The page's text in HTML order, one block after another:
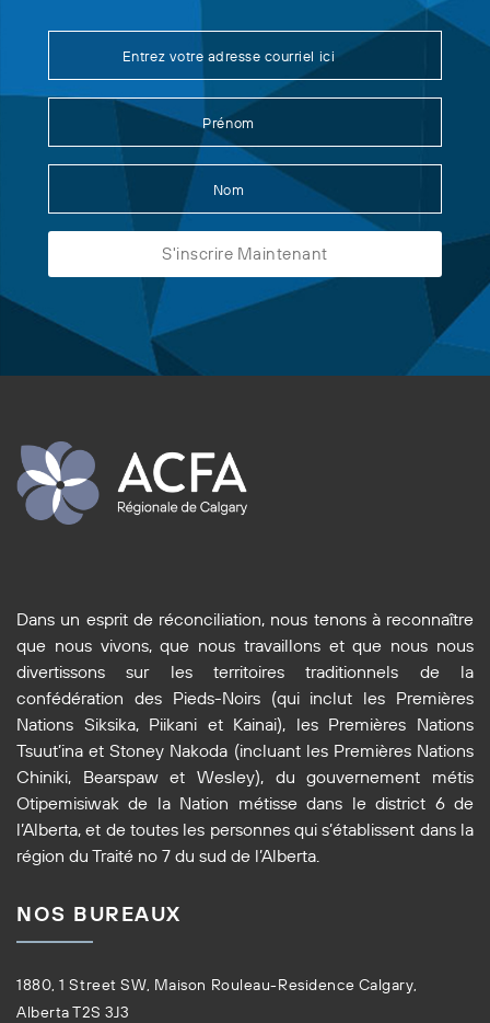
Dans un esprit de réconciliation, nous tenons à reconnaître
que nous vivons, que nous travaillons et que nous nous
divertissons sur les territoires traditionnels de la
confédération des Pieds-Noirs (qui inclut les Premières
Nations Siksika, Piikani et Kainai), les Premières Nations
Tsuut’ina et Stoney Nakoda (incluant les Premières Nations
Chiniki, Bearspaw et Wesley), du gouvernement métis
Otipemisiwak de la Nation métisse dans le district 6 de
l’Alberta, et de toutes les personnes qui s’établissent dans la
région du Traité no 7 du sud de l’Alberta.
NOS BUREAUX
1880, 1 Street SW, Maison Rouleau-Residence Calgary,
Alberta T2S 3J3